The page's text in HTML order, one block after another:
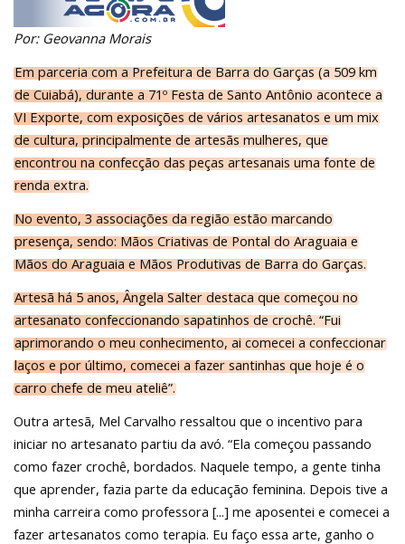
Por: Geovanna Morais
Em parceria com a Prefeitura de Barra do Garças (a 509 km
de Cuiabá), durante a 71º Festa de Santo Antônio acontece a
VI Exporte, com exposições de vários artesanatos e um mix
de cultura, principalmente de artesãs mulheres, que
encontrou na confecção das peças artesanais uma fonte de
renda extra.
No evento, 3 associações da região estão marcando
presença, sendo: Mãos Criativas de Pontal do Araguaia e
Mãos do Araguaia e Mãos Produtivas de Barra do Garças.
Artesã há 5 anos, Ângela Salter destaca que começou no
artesanato confeccionando sapatinhos de crochê. “Fui
aprimorando o meu conhecimento, ai comecei a confeccionar
laços e por último, comecei a fazer santinhas que hoje é o
carro chefe de meu ateliê”.
Outra artesã, Mel Carvalho ressaltou que o incentivo para
iniciar no artesanato partiu da avó. “Ela começou passando
como fazer crochê, bordados. Naquele tempo, a gente tinha
que aprender, fazia parte da educação feminina. Depois tive a
minha carreira como professora [...] me aposentei e comecei a
fazer artesanatos como terapia. Eu faço essa arte, ganho o